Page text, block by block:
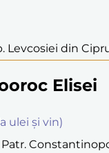
Levcosiei din
Elisei
ulei şi vin)
Patr.